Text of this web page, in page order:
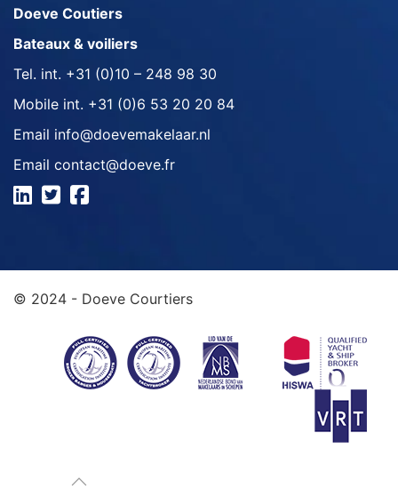
Doeve Coutiers
Bateaux & voiliers
Tel. int. +31 (0)10 – 248 98 30
Mobile int. +31 (0)6 53 20 20 84
Email info@doevemakelaar.nl
Email contact@doeve.fr
© 2024 - Doeve Courtiers